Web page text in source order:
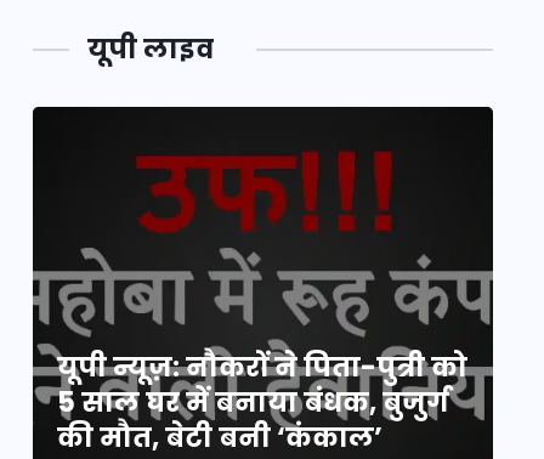
यूपी लाइव
यूपी न्यूज़: नौकरों ने पिता-पुत्री को
5 साल घर में बनाया बंधक, बुजुर्ग
की मौत, बेटी बनी ‘कंकाल’